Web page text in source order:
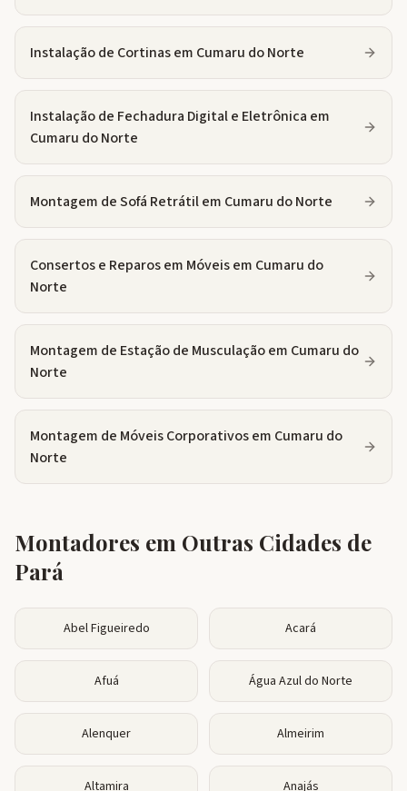
Instalação de Cortinasem Cumaru do Norte
Instalação de Fechadura Digital e Eletrônica em
Cumaru do Norte
Montagem de Sofá Retrátilem Cumaru do Norte
Consertos e Reparos em Móveisem Cumaru do
Norte
Montagem de Estação de Musculaçãoem Cumaru do
Norte
Montagem de Móveis Corporativosem Cumaru do
Norte
Montadores em Outras Cidades de
Pará
Abel Figueiredo Acará
Afuá Água Azul do Norte
Alenquer Almeirim
Altamira Anajás